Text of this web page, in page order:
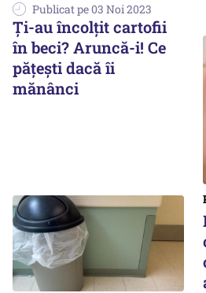
Publicat pe 03 Noi 2023
Ți-au încolțit cartofii
în beci? Aruncă-i! Ce
pățești dacă îi
mănânci